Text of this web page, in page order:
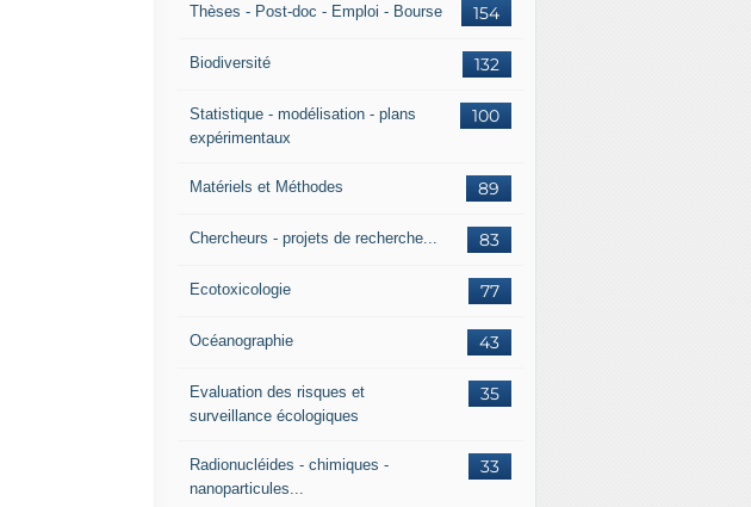
154
Thèses - Post-doc - Emploi - Bourse
132
Biodiversité
100
Statistique - modélisation - plans
expérimentaux
89
Matériels et Méthodes
83
Chercheurs - projets de recherche...
77
Ecotoxicologie
43
Océanographie
35
Evaluation des risques et
surveillance écologiques
33
Radionucléides - chimiques -
nanoparticules...